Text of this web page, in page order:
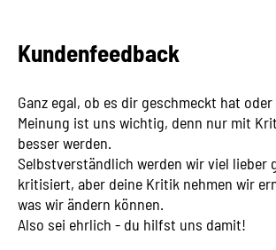
Kundenfeedback
Ganz egal, ob es dir geschmeckt hat
Meinung ist uns wichtig, denn nur mit
besser werden.
Selbstverständlich werden wir viel lieber
kritisiert, aber deine Kritik nehmen wir
was wir ändern können.
Also sei ehrlich - du hilfst uns damit!